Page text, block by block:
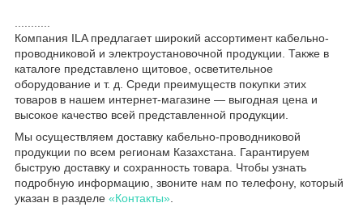
Компания ILA предлагает широкий ассортимент кабельно-
проводниковой и электроустановочной продукции. Также в
каталоге представлено щитовое, осветительное
оборудование и т. д. Среди преимуществ покупки этих
товаров в нашем интернет-магазине — выгодная цена и
высокое качество всей представленной продукции.
Мы осуществляем доставку кабельно-проводниковой
продукции по всем регионам Казахстана. Гарантируем
быструю доставку и сохранность товара. Чтобы узнать
подробную информацию, звоните нам по телефону, который
указан в разделе «Контакты»